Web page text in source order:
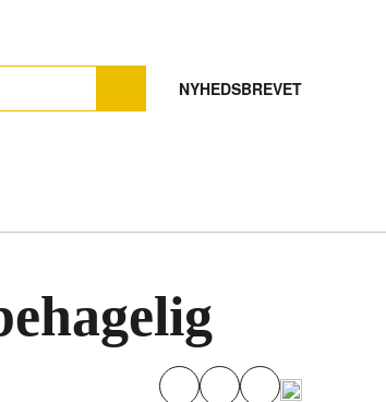
NYHEDSBREVET